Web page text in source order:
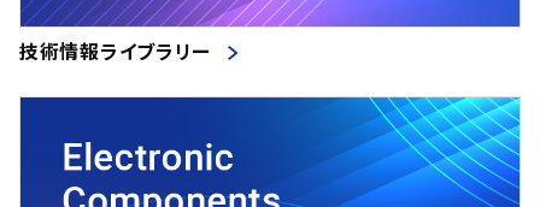
技術情報ライブラリー